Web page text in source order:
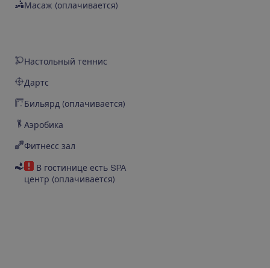
Масаж (оплачивается)
Настольный теннис
Дартс
Бильярд (оплачивается)
Аэробика
Фитнесс зал
В гостинице есть SPA
центр (оплачивается)